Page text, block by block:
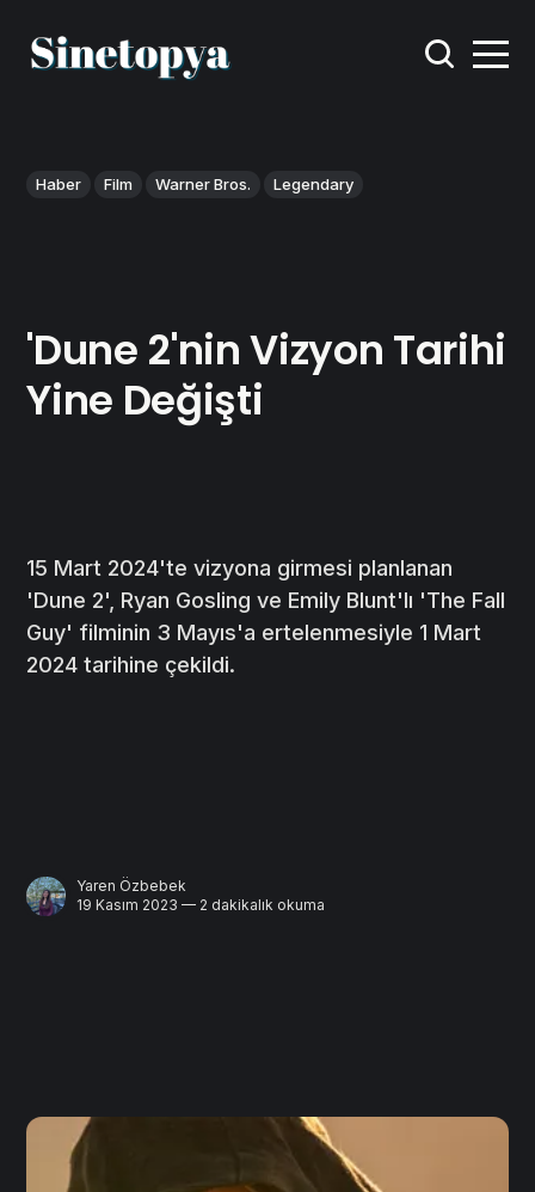
Haber Film Warner Bros. Legendary
'Dune 2'nin Vizyon Tarihi
Yine Değişti
15 Mart 2024'te vizyona girmesi planlanan
'Dune 2', Ryan Gosling ve Emily Blunt'lı 'The Fall
Guy' filminin 3 Mayıs'a ertelenmesiyle 1 Mart
2024 tarihine çekildi.
Yaren Özbebek
19 Kasım 2023 — 2 dakikalık okuma